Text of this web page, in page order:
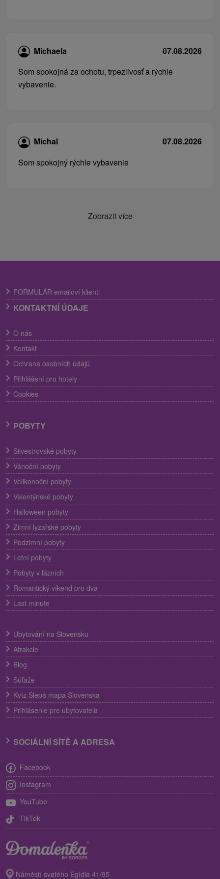
Michaela
07.08.2026
Som spokojná za ochotu, trpezlivosť a rýchle
vybavenie.
Michal
07.08.2026
Som spokojný rýchle vybavenie
Zobrazit více
FORMULÁR emailoví klienti
KONTAKTNÍ ÚDAJE
O nás
Kontakt
Ochrana osobních údajů
Přihlášení pro hotely
Cookies
POBYTY
Silvestrovské pobyty
Vánoční pobyty
Velikonoční pobyty
Valentýnské pobyty
Halloween pobyty
Zimní lyžařské pobyty
Podzimní pobyty
Letní pobyty
Pobyty v lázních
Romantický víkend pro dva
Last minute
Ubytování na Slovensku
Atrakcie
Blog
Súťaže
Kvíz Slepá mapa Slovenska
Prihlásenie pre ubytovateľa
SOCIÁLNÍ SÍTĚ A ADRESA
Facebook
Instagram
YouTube
TikTok
Náměstí svatého Egídia 41/95